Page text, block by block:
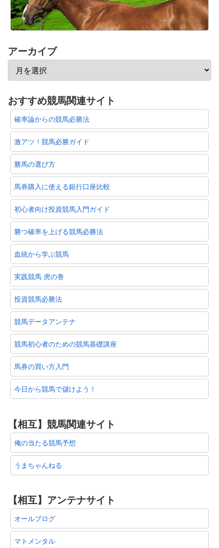
アーカイブ
おすすめ競馬関連サイト
確率論からの競馬必勝法
激アツ！競馬必勝ガイド
勝馬の選び方
馬券購入に使える銀行口座比較
初心者向け投資競馬入門ガイド
勝つ確率を上げる競馬必勝法
血統から学ぶ競馬
実践競馬 虎の巻
投資競馬必勝法
競馬データアンテナ
競馬初心者のための競馬基礎講座
馬券の買い方入門
今日から競馬で儲けよう！
【相互】競馬関連サイト
俺の当たる競馬予想
うまちゃんねる
【相互】アンテナサイト
オールブログ
マトメンタル